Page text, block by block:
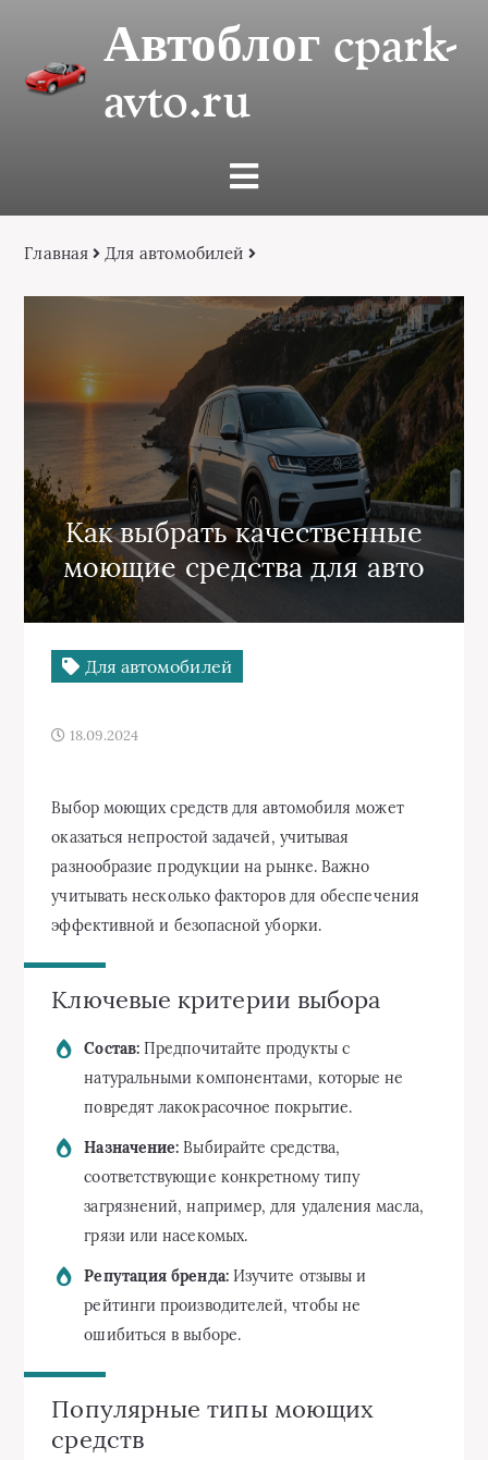
Автоблог cpark-
avto.ru
Главная Для автомобилей
Как выбрать качественные
моющие средства для авто
Для автомобилей
18.09.2024
Выбор моющих средств для автомобиля может
оказаться непростой задачей, учитывая
разнообразие продукции на рынке. Важно
учитывать несколько факторов для обеспечения
эффективной и безопасной уборки.
Ключевые критерии выбора
Состав:Предпочитайте продукты с
натуральными компонентами, которые не
повредят лакокрасочное покрытие.
Назначение: Выбирайте средства,
соответствующие конкретному типу
загрязнений, например, для удаления масла,
грязи или насекомых.
Репутация бренда:Изучите отзывы и
рейтинги производителей, чтобы не
ошибиться в выборе.
Популярные типы моющих
средств